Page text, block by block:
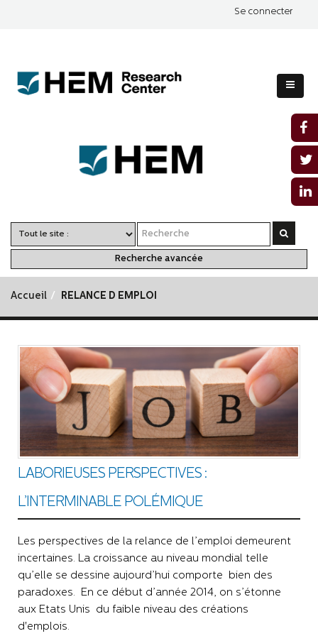
Se connecter
Recherche avancée
Accueil RELANCE D EMPLOI
LABORIEUSES PERSPECTIVES :
L’INTERMINABLE POLÉMIQUE
Les perspectives de la relance de l’emploi demeurent
incertaines. La croissance au niveau mondial telle
qu’elle se dessine aujourd’hui comporte bien des
paradoxes. En ce début d’année 2014, on s’étonne
aux Etats Unis du faible niveau des créations
d'emplois.